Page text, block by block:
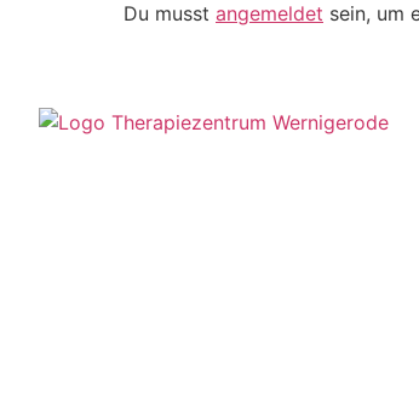
Du musst angemeldet sein, um